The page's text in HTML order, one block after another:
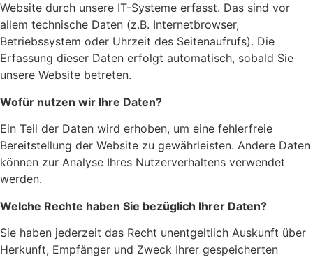
Website durch unsere IT-Systeme erfasst. Das sind vor
allem technische Daten (z.B. Internetbrowser,
Betriebssystem oder Uhrzeit des Seitenaufrufs). Die
Erfassung dieser Daten erfolgt automatisch, sobald Sie
unsere Website betreten.
Wofür nutzen wir Ihre Daten?
Ein Teil der Daten wird erhoben, um eine fehlerfreie
Bereitstellung der Website zu gewährleisten. Andere Daten
können zur Analyse Ihres Nutzerverhaltens verwendet
werden.
Welche Rechte haben Sie bezüglich Ihrer Daten?
Sie haben jederzeit das Recht unentgeltlich Auskunft über
Herkunft, Empfänger und Zweck Ihrer gespeicherten